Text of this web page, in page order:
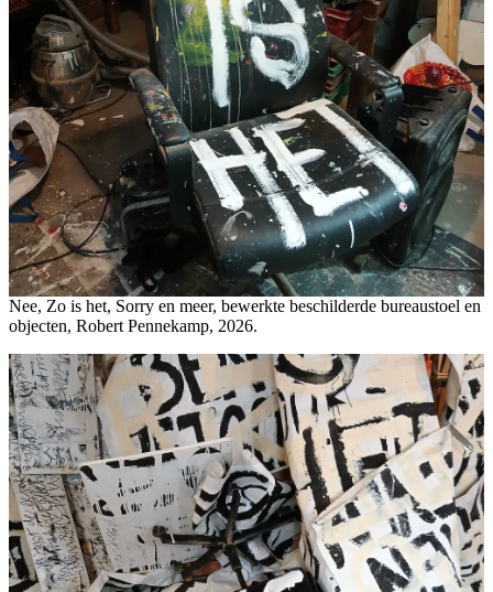
Nee, Zo is het, Sorry en meer, bewerkte beschilderde bureaustoel en
objecten, Robert Pennekamp, 2026.